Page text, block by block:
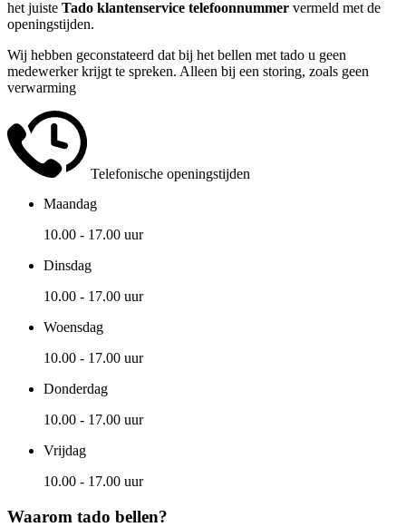
het juiste Tado klantenservice telefoonnummer vermeld met de
openingstijden.
Wij hebben geconstateerd dat bij het bellen met tado u geen
medewerker krijgt te spreken. Alleen bij een storing, zoals geen
verwarming
Telefonische openingstijden
Maandag
10.00 - 17.00 uur
Dinsdag
10.00 - 17.00 uur
Woensdag
10.00 - 17.00 uur
Donderdag
10.00 - 17.00 uur
Vrijdag
10.00 - 17.00 uur
Waarom tado bellen?